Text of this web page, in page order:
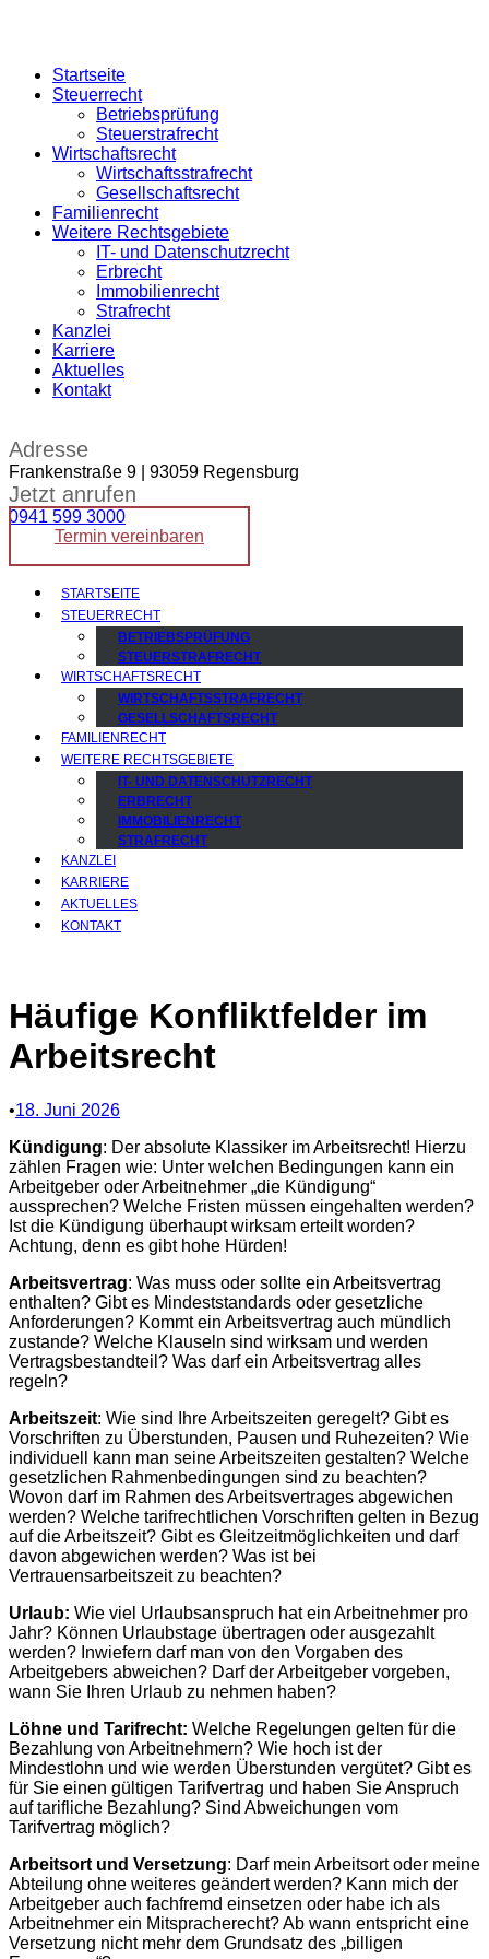
Startseite
Steuerrecht
Betriebsprüfung
Steuerstrafrecht
Wirtschaftsrecht
Wirtschaftsstrafrecht
Gesellschaftsrecht
Familienrecht
Weitere Rechtsgebiete
IT- und Datenschutzrecht
Erbrecht
Immobilienrecht
Strafrecht
Kanzlei
Karriere
Aktuelles
Kontakt
Adresse
Frankenstraße 9 | 93059 Regensburg
Jetzt anrufen
0941 599 3000
Termin vereinbaren
STARTSEITE
STEUERRECHT
BETRIEBSPRÜFUNG
STEUERSTRAFRECHT
WIRTSCHAFTSRECHT
WIRTSCHAFTSSTRAFRECHT
GESELLSCHAFTSRECHT
FAMILIENRECHT
WEITERE RECHTSGEBIETE
IT- UND DATENSCHUTZRECHT
ERBRECHT
IMMOBILIENRECHT
STRAFRECHT
KANZLEI
KARRIERE
AKTUELLES
KONTAKT
Häufige Konfliktfelder im
Arbeitsrecht
•18. Juni 2026
Kündigung: Der absolute Klassiker im Arbeitsrecht! Hierzu
zählen Fragen wie: Unter welchen Bedingungen kann ein
Arbeitgeber oder Arbeitnehmer „die Kündigung“
aussprechen? Welche Fristen müssen eingehalten werden?
Ist die Kündigung überhaupt wirksam erteilt worden?
Achtung, denn es gibt hohe Hürden!
Arbeitsvertrag: Was muss oder sollte ein Arbeitsvertrag
enthalten? Gibt es Mindeststandards oder gesetzliche
Anforderungen? Kommt ein Arbeitsvertrag auch mündlich
zustande? Welche Klauseln sind wirksam und werden
Vertragsbestandteil? Was darf ein Arbeitsvertrag alles
regeln?
Arbeitszeit: Wie sind Ihre Arbeitszeiten geregelt? Gibt es
Vorschriften zu Überstunden, Pausen und Ruhezeiten? Wie
individuell kann man seine Arbeitszeiten gestalten? Welche
gesetzlichen Rahmenbedingungen sind zu beachten?
Wovon darf im Rahmen des Arbeitsvertrages abgewichen
werden? Welche tarifrechtlichen Vorschriften gelten in Bezug
auf die Arbeitszeit? Gibt es Gleitzeitmöglichkeiten und darf
davon abgewichen werden? Was ist bei
Vertrauensarbeitszeit zu beachten?
Urlaub: Wie viel Urlaubsanspruch hat ein Arbeitnehmer pro
Jahr? Können Urlaubstage übertragen oder ausgezahlt
werden? Inwiefern darf man von den Vorgaben des
Arbeitgebers abweichen? Darf der Arbeitgeber vorgeben,
wann Sie Ihren Urlaub zu nehmen haben?
Löhne und Tarifrecht: Welche Regelungen gelten für die
Bezahlung von Arbeitnehmern? Wie hoch ist der
Mindestlohn und wie werden Überstunden vergütet? Gibt es
für Sie einen gültigen Tarifvertrag und haben Sie Anspruch
auf tarifliche Bezahlung? Sind Abweichungen vom
Tarifvertrag möglich?
Arbeitsort und Versetzung: Darf mein Arbeitsort oder meine
Abteilung ohne weiteres geändert werden? Kann mich der
Arbeitgeber auch fachfremd einsetzen oder habe ich als
Arbeitnehmer ein Mitspracherecht? Ab wann entspricht eine
Versetzung nicht mehr dem Grundsatz des „billigen